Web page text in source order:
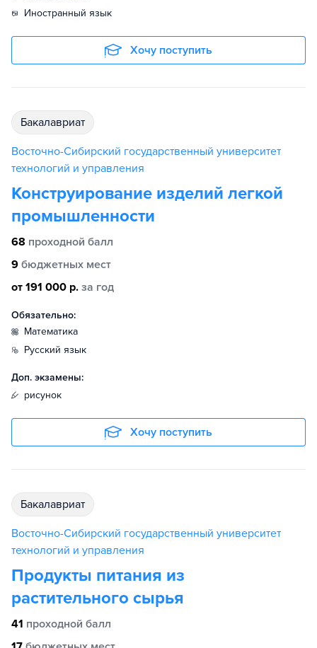
иностранный язык
Хочу поступить
бакалавриат
Восточно-Сибирский государственный университет
технологий и управления
Конструирование изделий легкой
промышленности
68 проходной балл
9 бюджетных мест
от 191 000 р. за год
Обязательно:
математика
русский язык
Доп. экзамены:
рисунок
Хочу поступить
бакалавриат
Восточно-Сибирский государственный университет
технологий и управления
Продукты питания из
растительного сырья
41 проходной балл